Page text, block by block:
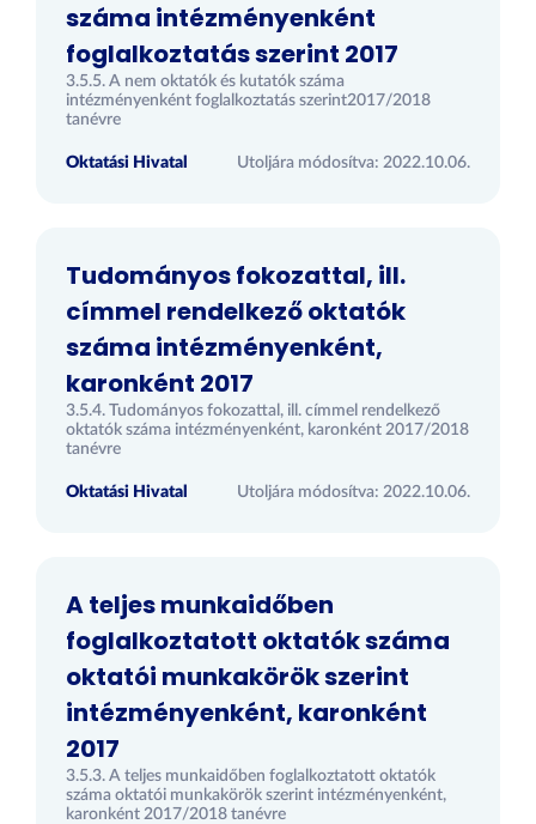
száma intézményenként
foglalkoztatás szerint 2017
3.5.5. A nem oktatók és kutatók száma
intézményenként foglalkoztatás szerint2017/2018
tanévre
Oktatási Hivatal Utoljára módosítva: 2022.10.06.
Tudományos fokozattal, ill.
címmel rendelkező oktatók
száma intézményenként,
karonként 2017
3.5.4. Tudományos fokozattal, ill. címmel rendelkező
oktatók száma intézményenként, karonként 2017/2018
tanévre
Oktatási Hivatal Utoljára módosítva: 2022.10.06.
A teljes munkaidőben
foglalkoztatott oktatók száma
oktatói munkakörök szerint
intézményenként, karonként
2017
3.5.3. A teljes munkaidőben foglalkoztatott oktatók
száma oktatói munkakörök szerint intézményenként,
karonként 2017/2018 tanévre